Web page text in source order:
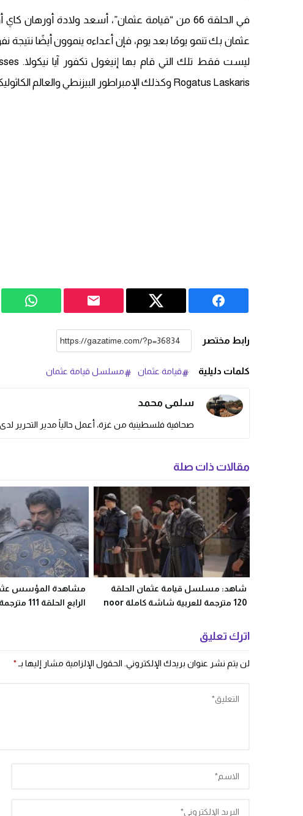
في الحلقة 66 من “قيامة عثمان”، أسعد ولادة
عثمان بك تنمو يومًا بعد يوم، فإن أعداءه ينموون أيضًا نتيجة
Rogatus Laskaris وكذلك الإمبراطور البيزنطي والعالم الكاثوليكي!
رابط مختصر
كلمات دليلية قيامة عثمان مسلسل قيامة عثمان
سلمى محمد
صحافية فلسطينية من غزة، أعمل حالياً مدير التحرير
مقالات ذات صلة
شاهد: مسلسل قيامة عثمان الحلقة
120 مترجمة للعربية شاشة كاملة noor
مشاهدة المؤسس
الرابع الحلقة 111 مترجمة dailymotion
اترك تعليق
لن يتم نشر عنوان بريدك الإلكتروني. الحقول الإلزامية مشار إليها بـ *